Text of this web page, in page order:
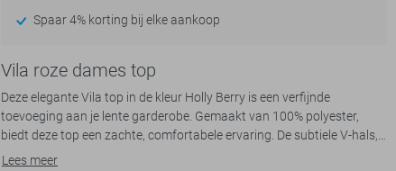
Spaar 4% korting bij elke aankoop
Vila roze dames top
Deze elegante Vila top in de kleur Holly Berry is een verfijnde
toevoeging aan je lente garderobe. Gemaakt van 100% polyester,
biedt deze top een zachte, comfortabele ervaring. De subtiele V-hals,
omlijst met delicaat kant, geeft een vrouwelijke touch die de aandacht
Lees meer